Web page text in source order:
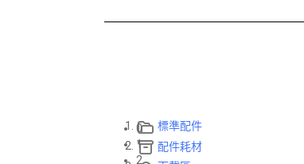
0
1
2
標準配件
配件耗材